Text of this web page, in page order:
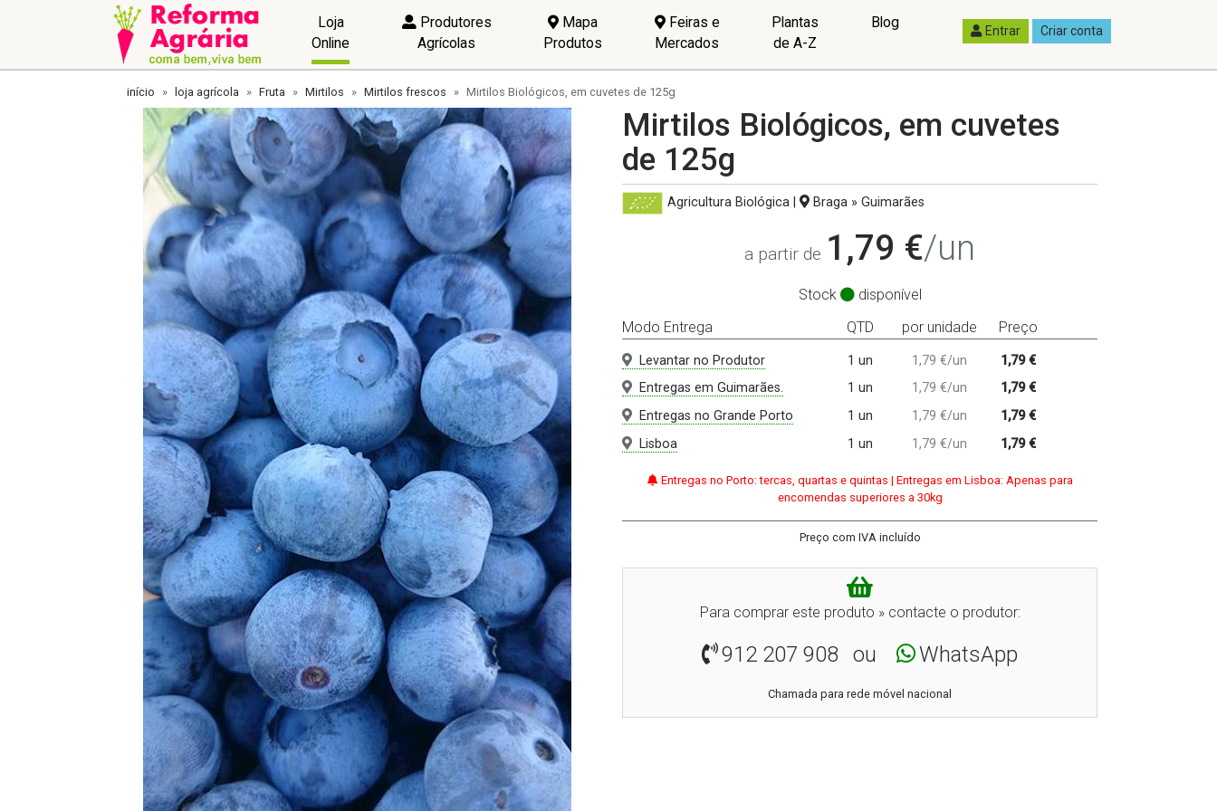
Loja
Online
Produtores
Agrícolas
Mapa
Produtos
Feiras e
Mercados
Plantas
de A-Z
Blog Entrar Criar conta
início loja agrícola Fruta Mirtilos Mirtilos frescos Mirtilos Biológicos, em cuvetes de 125g
Mirtilos Biológicos, em cuvetes
de 125g
Agricultura Biológica| Braga » Guimarães
a partir de 1,79 €/un
Stock
disponível
Modo Entrega
QTD por unidade Preço
Levantar no Produtor 1 un 1,79 €/un
1,79 €
Entregas em Guimarães.
1 un 1,79 €/un
1,79 €
Entregas no Grande Porto
1 un 1,79 €/un
1,79 €
Lisboa
1 un 1,79 €/un 1,79 €
Entregas no Porto: tercas, quartas e quintas | Entregas em Lisboa: Apenas para
encomendas superiores a 30kg
Preço com IVA incluído
Para comprar este produto » contacte o produtor:
912 207 908 ou WhatsApp
Chamada para rede móvel nacional